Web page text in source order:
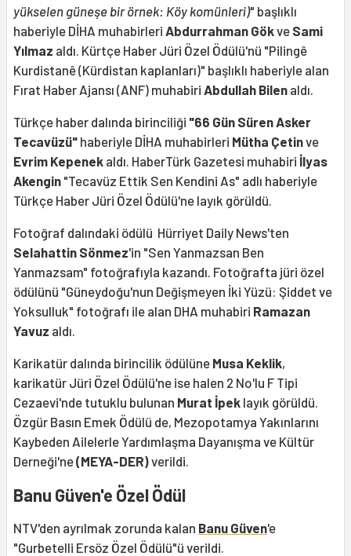
yükselen güneşe bir örnek: Köy komünleri)" başlıklı
haberiyle DİHA muhabirleri Abdurrahman Gökve Sami
Yılmaz aldı. Kürtçe Haber Jüri Özel Ödülü'nü "Pilingê
Kurdistanê (Kürdistan kaplanları)" başlıklı haberiyle alan
Fırat Haber Ajansı (ANF) muhabiri Abdullah Bilen aldı.
Türkçe haber dalında birinciliği "66 Gün Süren Asker
Tecavüzü" haberiyle DİHA muhabirleri Mütha Çetinve
Evrim Kepenek aldı. HaberTürk Gazetesi muhabiri İlyas
Akengin "Tecavüz Ettik Sen Kendini As" adlı haberiyle
Türkçe Haber Jüri Özel Ödülü'ne layık görüldü.
Fotoğraf dalındaki ödülü Hürriyet Daily News'ten
Selahattin Sönmez'in "Sen Yanmazsan Ben
Yanmazsam" fotoğrafıyla kazandı. Fotoğrafta jüri özel
ödülünü "Güneydoğu'nun Değişmeyen İki Yüzü: Şiddet ve
Yoksulluk" fotoğrafı ile alan DHA muhabiri Ramazan
Yavuz aldı.
Karikatür dalında birincilik ödülüne Musa Keklik,
karikatür Jüri Özel Ödülü'ne ise halen 2 No'lu F Tipi
Cezaevi'nde tutuklu bulunan Murat İpek layık görüldü.
Özgür Basın Emek Ödülü de, Mezopotamya Yakınlarını
Kaybeden Ailelerle Yardımlaşma Dayanışma ve Kültür
Derneği'ne(MEYA-DER)verildi.
Banu Güven'e Özel Ödül
NTV'den ayrılmak zorunda kalan Banu Güven'e
"Gurbetelli Ersöz Özel Ödülü"ü verildi.